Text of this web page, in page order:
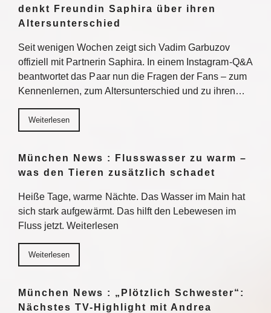
denkt Freundin Saphira über ihren
Altersunterschied
Seit wenigen Wochen zeigt sich Vadim Garbuzov
offiziell mit Partnerin Saphira. In einem Instagram-Q&A
beantwortet das Paar nun die Fragen der Fans – zum
Kennenlernen, zum Altersunterschied und zu ihren…
Weiterlesen
München News : Flusswasser zu warm –
was den Tieren zusätzlich schadet
Heiße Tage, warme Nächte. Das Wasser im Main hat
sich stark aufgewärmt. Das hilft den Lebewesen im
Fluss jetzt. Weiterlesen
Weiterlesen
München News : „Plötzlich Schwester“:
Nächstes TV-Highlight mit Andrea